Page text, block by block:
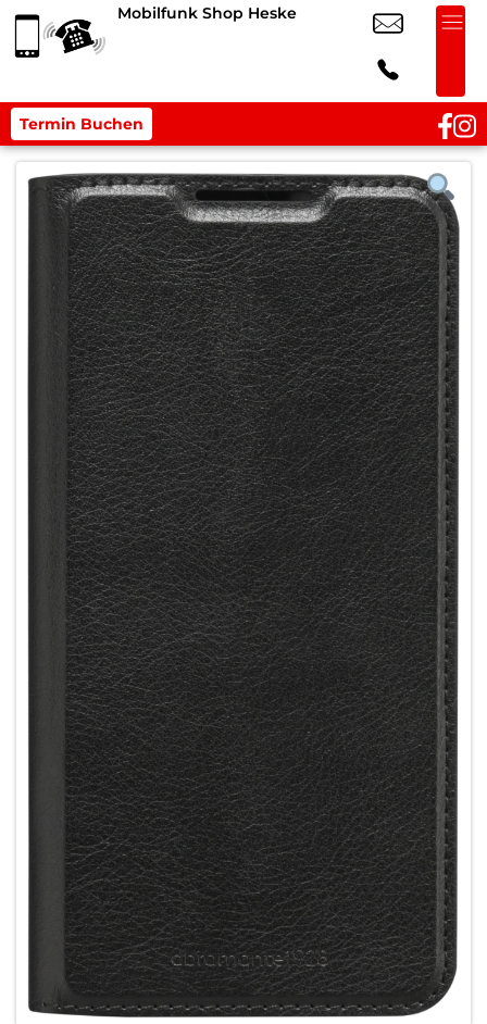
Mobilfunk Shop Heske
Termin Buchen